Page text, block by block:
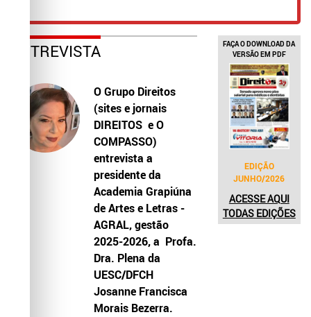
ENTREVISTA
O Grupo Direitos
(sites e jornais
DIREITOS e O
COMPASSO)
entrevista a
presidente da
Academia Grapiúna
de Artes e Letras -
AGRAL, gestão
2025-2026, a Profa.
Dra. Plena da
UESC/DFCH
Josanne Francisca
Morais Bezerra.
FAÇA O DOWNLOAD DA
VERSÃO EM PDF
EDIÇÃO
JUNHO/2026
ACESSE AQUI
TODAS EDIÇÕES